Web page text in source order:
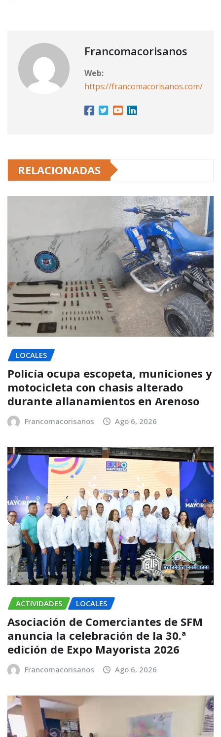
Francomacorisanos
Web:
https://francomacorisanos.com/
RELACIONADAS
LOCALES
Policía ocupa escopeta, municiones y
motocicleta con chasis alterado
durante allanamientos en Arenoso
Francomacorisanos Ago 6, 2026
ACTIVIDADES LOCALES
Asociación de Comerciantes de SFM
anuncia la celebración de la 30.ª
edición de Expo Mayorista 2026
Francomacorisanos Ago 6, 2026